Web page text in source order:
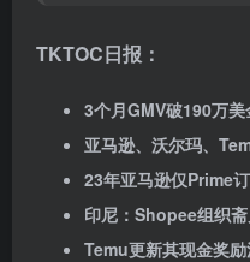
TKTOC日报：
3个月GMV破190万
亚马逊、沃尔玛、
23年亚马逊仅Prime
印尼：Shopee组织
Temu更新其现金奖